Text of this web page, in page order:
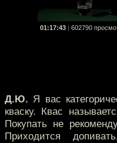
01:17:43 602790
Д.Ю. Я вас
кваску. Квас
Покупать не
Приходится